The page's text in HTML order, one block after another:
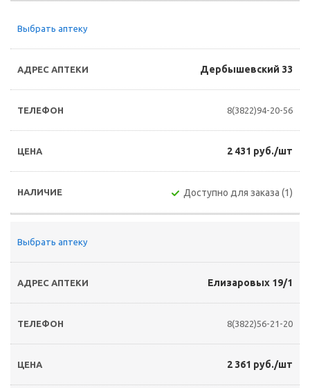
Выбрать аптеку
Дербышевский 33
8(3822)94-20-56
2 431 руб./шт
Доступно для заказа (1)
Выбрать аптеку
Елизаровых 19/1
8(3822)56-21-20
2 361 руб./шт